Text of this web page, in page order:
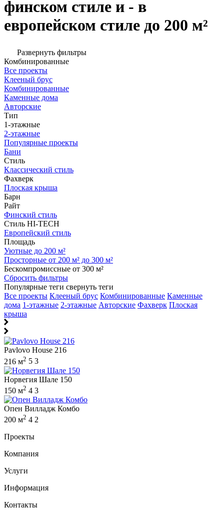
финском стиле и - в
европейском стиле до 200 м²
Развернуть фильтры
Комбинированные
Все проекты
Клееный брус
Комбинированные
Каменные дома
Авторские
Тип
1-этажные
2-этажные
Популярные проекты
Бани
Стиль
Классический стиль
Фахверк
Плоская крыша
Барн
Райт
Финский стиль
Стиль HI-TECH
Европейский стиль
Площадь
Уютные до 200 м²
Просторные от 200 м² до 300 м²
Бескомпромиссные от 300 м²
Сбросить фильтры
Популярные теги свернуть теги
Все проекты Клееный брус Комбинированные Каменные
дома 1-этажные 2-этажные Авторские Фахверк Плоская
крыша
Pavlovo House 216
216 м2 5 3
Норвегия Шале 150
150 м2 4 3
Опен Вилладж Комбо
200 м2 4 2
Проекты
Компания
Услуги
Информация
Контакты